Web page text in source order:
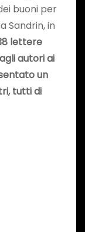
buoni per
Sandrin, in
lettere
autori ai
un
tutti di